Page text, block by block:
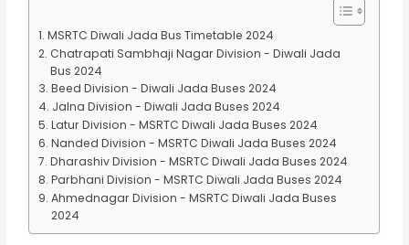
MSRTC Diwali Jada Bus Timetable 2024
Chatrapati Sambhaji Nagar Division - Diwali Jada
Bus 2024
Beed Division - Diwali Jada Buses 2024
Jalna Division - Diwali Jada Buses 2024
Latur Division - MSRTC Diwali Jada Buses 2024
Nanded Division - MSRTC Diwali Jada Buses 2024
Dharashiv Division - MSRTC Diwali Jada Buses 2024
Parbhani Division - MSRTC Diwali Jada Buses 2024
Ahmednagar Division - MSRTC Diwali Jada Buses
2024